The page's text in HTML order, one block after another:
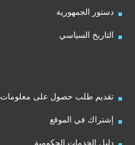
دستور الجمهورية
التاريخ السياسي
تقديم طلب حصول على معلومات
إشتراك في الموقع
دليل الخدمات الحكومية